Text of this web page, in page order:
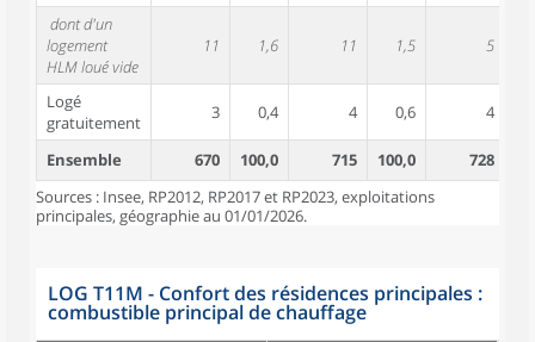
dont d'un
logement
HLM loué vide
11 1,6 11 1,5 5
Logé
gratuitement
3 0,4 4 0,6 4
Ensemble 670 100,0 715 100,0 728
Sources : Insee, RP2012, RP2017 et RP2023, exploitations
principales, géographie au 01/01/2026.
LOG T11M - Confort des résidences principales :
combustible principal de chauffage